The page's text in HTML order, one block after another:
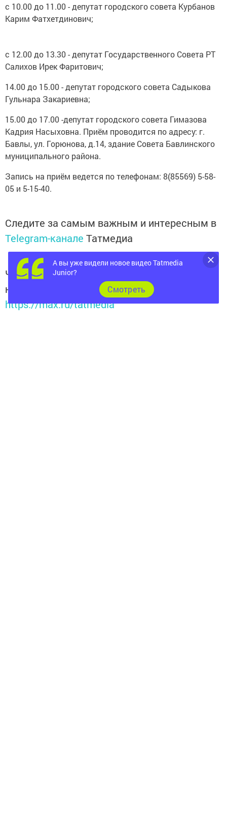
с 10.00 до 11.00 - депутат городского совета Курбанов
Карим Фатхетдинович;
с 12.00 до 13.30 - депутат Государственного Совета РТ
Салихов Ирек Фаритович;
14.00 до 15.00 - депутат городского совета Садыкова
Гульнара Закариевна;
15.00 до 17.00 -депутат городского совета Гимазова
Кадрия Насыховна. Приём проводится по адресу: г.
Бавлы, ул. Горюнова, д.14, здание Совета Бавлинского
муниципального района.
Запись на приём ведется по телефонам: 8(85569) 5-58-
05 и 5-15-40.
Следите за самым важным и интересным в
Telegram-канале Татмедиа
Читайте новости Татарстана в
национальном мессенджере MАХ:
https://max.ru/tatmedia
А вы уже видели новое видео Tatmedia
Junior?
Cмотреть